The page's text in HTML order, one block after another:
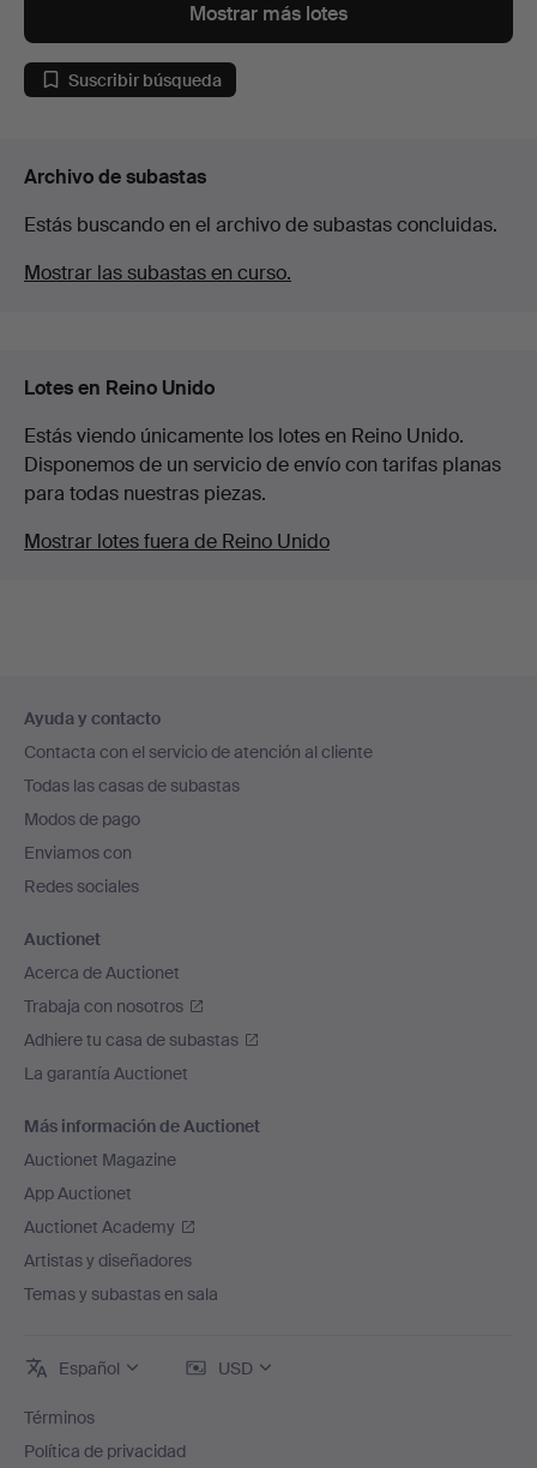
Mostrar más lotes
Suscribir búsqueda
Archivo de subastas
Estás buscando en el archivo de subastas concluidas.
Mostrar las subastas en curso.
Lotes en Reino Unido
Estás viendo únicamente los lotes en Reino Unido.
Disponemos de un servicio de envío con tarifas planas
para todas nuestras piezas.
Mostrar lotes fuera de Reino Unido
en
el
pie
de
página
Ayuda y contacto
Contacta con el servicio de atención al cliente
Todas las casas de subastas
Modos de pago
Enviamos con
Redes sociales
Auctionet
Acerca de Auctionet
Trabaja con nosotros
Adhiere tu casa de subastas
La garantía Auctionet
Más información de Auctionet
Auctionet Magazine
App Auctionet
Auctionet Academy
Artistas y diseñadores
Temas y subastas en sala
Español USD
Términos
Política de privacidad